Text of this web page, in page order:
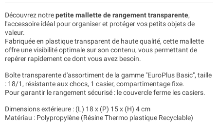
Découvrez notrepetite mallette de rangement transparente,
l'accessoire idéal pour organiser et protéger vos petits objets de
valeur.
Fabriquée en plastique transparent de haute qualité, cette mallette
offre une visibilité optimale sur son contenu, vous permettant de
repérer rapidement ce dont vous avez besoin.
Boîte transparente d'assortiment de la gamme "EuroPlus Basic", taille
: 18/1, résistante aux chocs, 1 casier, compartimentage fixe.
Pour garantir le rangement sécurisé : le couvercle ferme les casiers.
Dimensions extérieure : (L) 18 x (P) 15 x (H) 4 cm
Matériau : Polypropylène (Résine Thermo plastique Recyclable)